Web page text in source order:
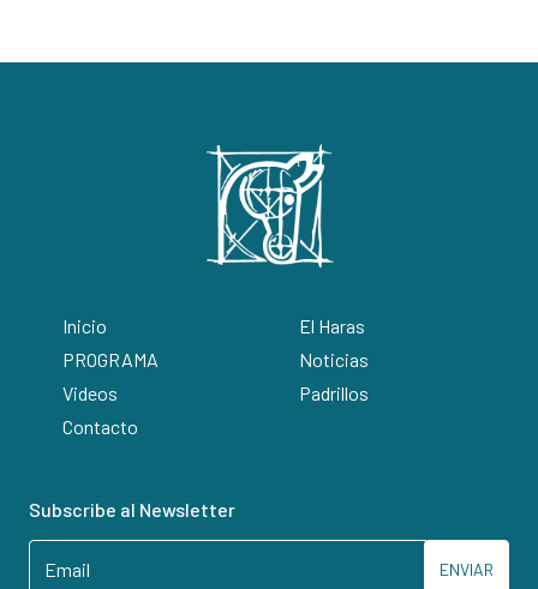
Inicio
El Haras
PROGRAMA
Noticias
Videos
Padrillos
Contacto
Subscribe al Newsletter
ENVIAR